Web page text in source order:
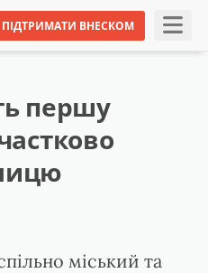
ПІДТРИМАТИ ВНЕСКОМ
першу
міський та